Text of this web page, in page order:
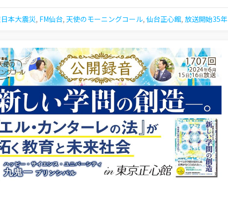
本大震災, FM仙台, 天使のモーニングコール, 仙台正心館, 放送開始35年